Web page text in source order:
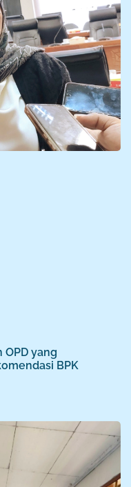
OPD yang
BPK